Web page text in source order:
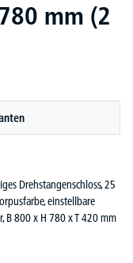
mm (2
Drehstangenschloss, 25
einstellbare
B 800 x H 780 x T 420 mm